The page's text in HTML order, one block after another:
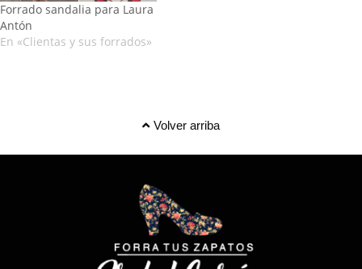
Forrado sandalia para Laura
Antón
En «Clientas y sus forrados»
Volver arriba